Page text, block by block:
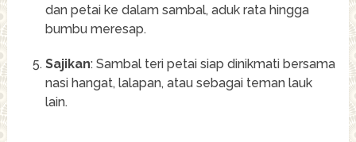
dan petai ke dalam sambal, aduk rata hingga
bumbu meresap.
Sajikan: Sambal teri petai siap dinikmati bersama
nasi hangat, lalapan, atau sebagai teman lauk
lain.